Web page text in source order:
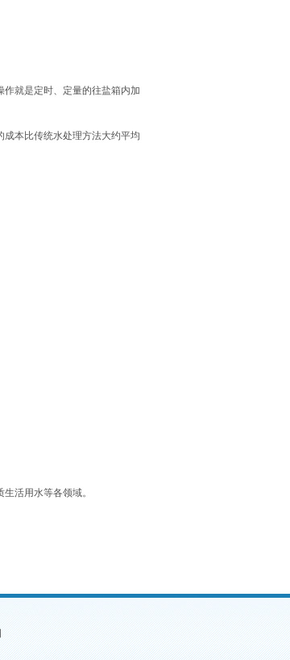
就是定时、定量的往盐箱内加
本比传统水处理方法大约平均
活用水等各领域。